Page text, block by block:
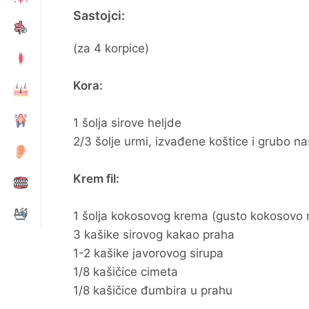
Sastojci:
(za 4 korpice)
Kora:
1 šolja sirove heljde
2/3 šolje urmi, izvađene koštice i grubo
Krem fil:
1 šolja kokosovog krema (gusto kokosovo
3 kašike sirovog kakao praha
1-2 kašike javorovog sirupa
1/8 kašičice cimeta
1/8 kašičice đumbira u prahu